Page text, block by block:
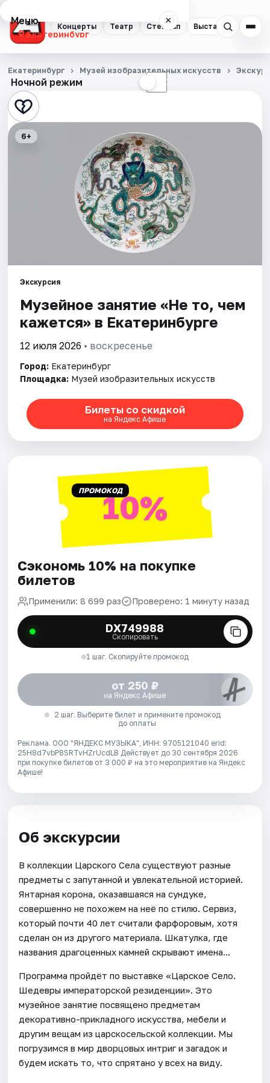
Концерты Театр Стендап Выставки
Меню ×
Екатеринбург
Концерты
Театр
Стендап
Города
Площадки
Рейтинги
Ночной режим ☾
Екатеринбург Музей изобразительных искусств
6+
Экскурсия
Музейное занятие «Не то, чем
кажется» в Екатеринбурге
12 июля 2026 • воскресенье
Город: Екатеринбург
Площадка: Музей изобразительных искусств
Билеты со скидкой
на Яндекс Афише
ПРОМОКОД10%
Сэкономь 10% на покупке
билетов
Применили: 8 699 раз Проверено: 1 минуту назад
DX749988
Скопировать
1 шаг. Скопируйте промокод
от 250 ₽
на Яндекс Афише
2 шаг. Выберите билет и примените промокод
до оплаты
Реклама. ООО "ЯНДЕКС МУЗЫКА", ИНН: 9705121040 erid:
25H8d7vbP8SRTvHZrUcdLB Действует до 30 сентября 2026
при покупке билетов от 3 000 ₽ на это мероприятие на Яндекс
Афише!
Об экскурсии
В коллекции Царского Села существуют разные
предметы с запутанной и увлекательной историей.
Янтарная корона, оказавшаяся на сундуке,
совершенно не похожем на неё по стилю. Сервиз,
который почти 40 лет считали фарфоровым, хотя
сделан он из другого материала. Шкатулка, где
названия драгоценных камней скрывают имена...
Программа пройдёт по выставке «Царское Село.
Шедевры императорской резиденции». Это
музейное занятие посвящено предметам
декоративно-прикладного искусства, мебели и
другим вещам из царскосельской коллекции. Мы
погрузимся в мир дворцовых интриг и загадок и
будем искать то, что спрятано у всех на виду.